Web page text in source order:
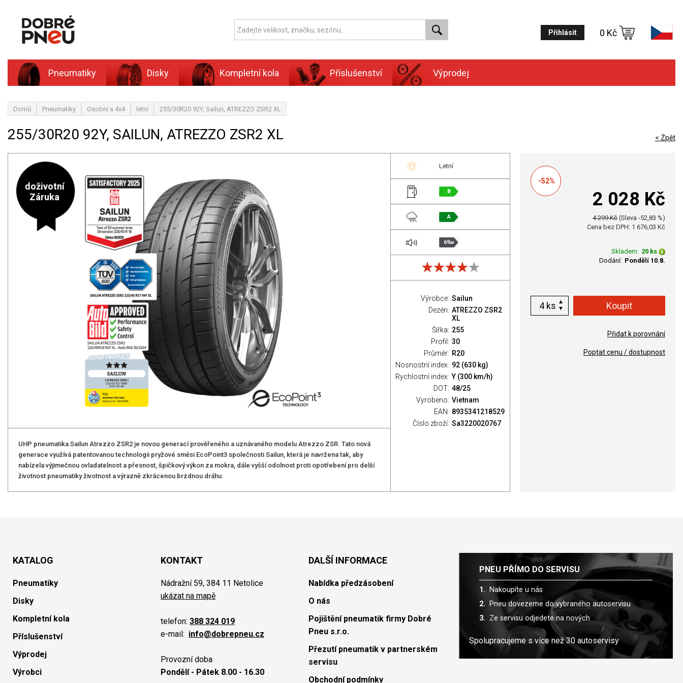
Přihlásit 0 Kč
Pneumatiky Disky Kompletní kola Příslušenství Výprodej
Domů Pneumatiky Osobní a 4x4 letní 255/30R20 92Y, Sailun, ATREZZO ZSR2 XL
255/30R20 92Y, SAILUN, ATREZZO ZSR2 XL < Zpět
doživotní
Záruka
UHP pneumatika Sailun Atrezzo ZSR2 je novou generací prověřeného a uznávaného modelu Atrezzo ZSR. Tato nová
generace využívá patentovanou technologii pryžové směsi EcoPoint3 společnosti Sailun, která je navržena tak, aby
nabízela výjimečnou ovladatelnost a přesnost, špičkový výkon za mokra, dále vyšší odolnost proti opotřebení pro delší
životnost pneumatiky životnost a výrazně zkrácenou brzdnou dráhu.
Letní
B
A
69dB
Výrobce: Sailun
Dezén: ATREZZO ZSR2
XL
Šířka: 255
Profil: 30
Průměr: R20
Nosnostní index: 92 (630 kg)
Rychlostní index: Y (300 km/h)
DOT: 48/25
Vyrobeno: Vietnam
EAN: 8935341218529
Číslo zboží: Sa3220020767
-52%
2 028 Kč
4 299 Kč (Sleva -52,83 %)
Cena bez DPH: 1 676,03 Kč
Skladem: 20 ks
Dodání: Pondělí 10.8.
ks
Přidat k porovnání
Poptat cenu / dostupnost
KATALOG
Pneumatiky
Disky
Kompletní kola
Příslušenství
Výprodej
Výrobci
KONTAKT
Nádražní 59, 384 11 Netolice
ukázat na mapě
telefon: 388 324 019
e-mail: info@dobrepneu.cz
Provozní doba
Pondělí - Pátek 8.00 - 16.30
DALŠÍ INFORMACE
Nabídka předzásobení
O nás
Pojištění pneumatik firmy Dobré
Pneu s.r.o.
Přezutí pneumatik v partnerském
servisu
Obchodní podmínky
PNEU PŘÍMO DO SERVISU
Nakoupíte u nás
Pneu dovezeme do vybraného autoservisu
Ze servisu odjedete na nových
Spolupracujeme s více než 30 autoservisy